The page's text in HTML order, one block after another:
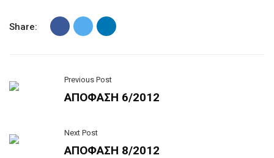
Share:
Previous Post
ΑΠΟΦΑΣΗ 6/2012
Next Post
ΑΠΟΦΑΣΗ 8/2012